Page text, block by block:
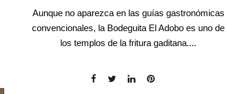
Aunque no aparezca en las guías gastronómicas
convencionales, la Bodeguita El Adobo es uno de
los templos de la fritura gaditana....